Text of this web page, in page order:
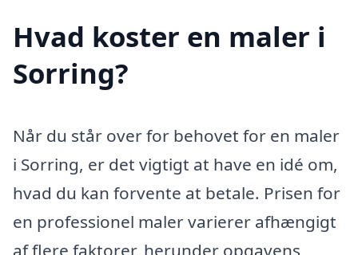
Hvad koster en maler i
Sorring?
Når du står over for behovet for en maler
i Sorring, er det vigtigt at have en idé om,
hvad du kan forvente at betale. Prisen for
en professionel maler varierer afhængigt
af flere faktorer, herunder opgavens